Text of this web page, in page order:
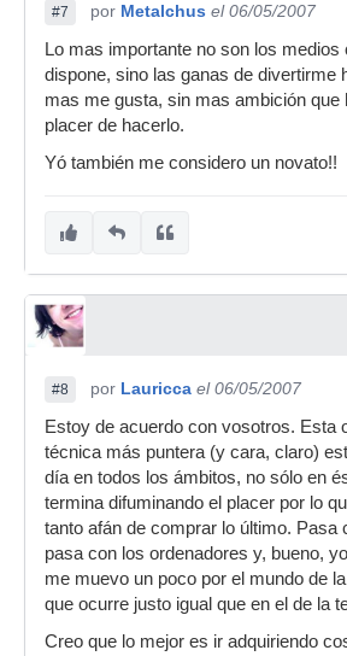
#7 por Metalchus el 06/05/2007
Lo mas importante no son los medios
dispone, sino las ganas de divertirme
mas me gusta, sin mas ambición que
placer de hacerlo.
Yó también me considero un novato!!
#8 por Lauricca el 06/05/2007
Estoy de acuerdo con vosotros. Esta
técnica más puntera (y cara, claro)
día en todos los ámbitos, no sólo en
termina difuminando el placer por lo
tanto afán de comprar lo último. Pasa
pasa con los ordenadores y, bueno,
me muevo un poco por el mundo de
que ocurre justo igual que en el de la
Creo que lo mejor es ir adquiriendo